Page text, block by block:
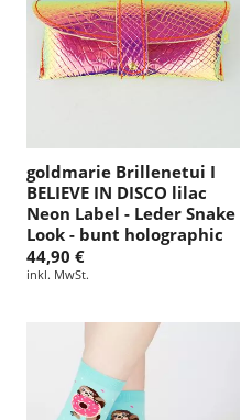
goldmarie Brillenetui I
BELIEVE IN DISCO lilac
Neon Label - Leder Snake
Look - bunt holographic
44,90 €
inkl. MwSt.